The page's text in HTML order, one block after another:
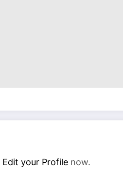
Edit your Profile now.